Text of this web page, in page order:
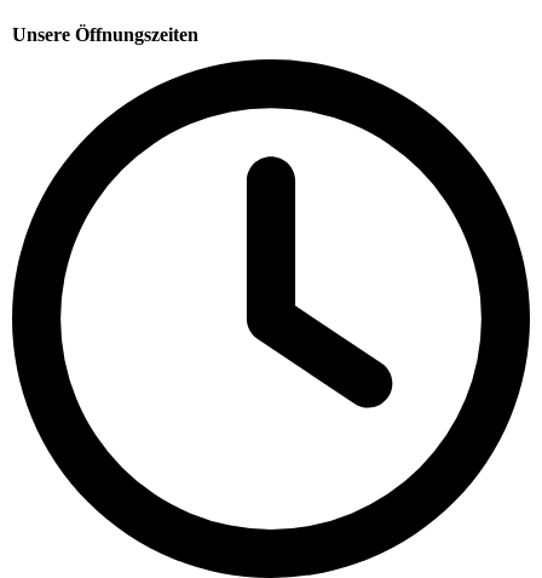
Unsere Öffnungszeiten